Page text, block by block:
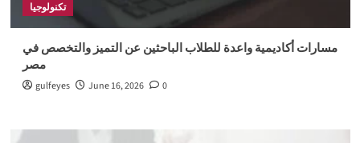
تكنولوجيا
مسارات أكاديمية واعدة للطلاب الباحثين عن التميز والتخصص في
مصر
gulfeyes June 16, 2026 0